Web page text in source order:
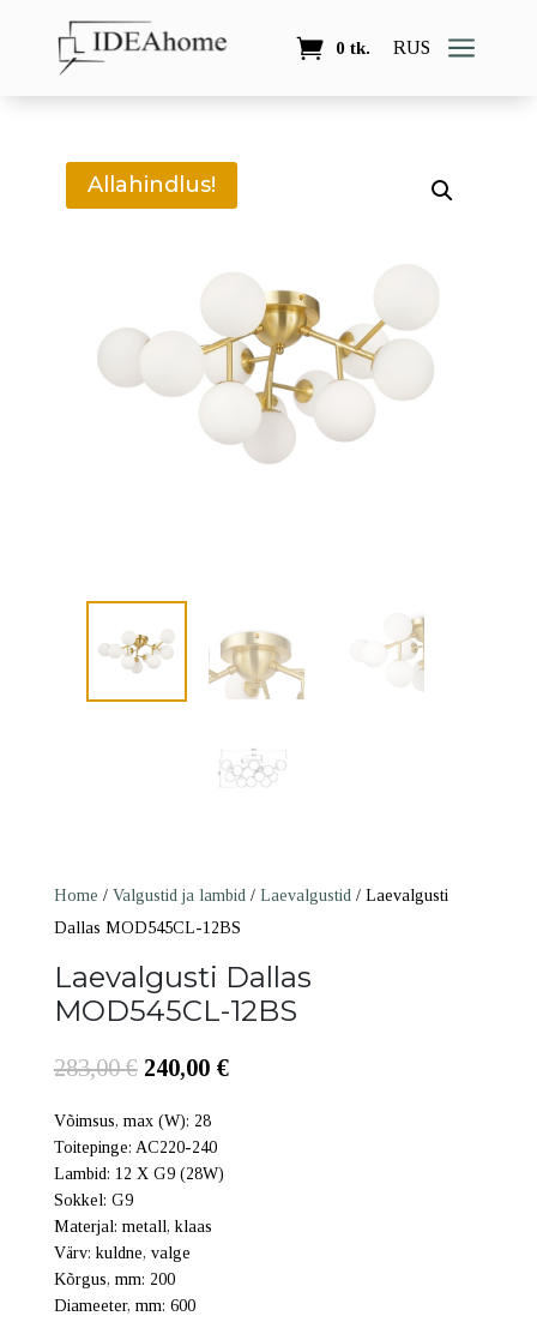
RUS
0 tk. a
Allahindlus!
Home / Valgustid ja lambid/ Laevalgustid/ Laevalgusti
Dallas MOD545CL-12BS
Laevalgusti Dallas
MOD545CL-12BS
283,00€ Algne
oli:
283,00 €.
240,00 €Praegune
Võimsus, max (W): 28
Toitepinge: AC220-240
Lambid: 12 X G9 (28W)
Sokkel: G9
Materjal: metall, klaas
Värv: kuldne, valge
Kõrgus, mm: 200
Diameeter, mm: 600